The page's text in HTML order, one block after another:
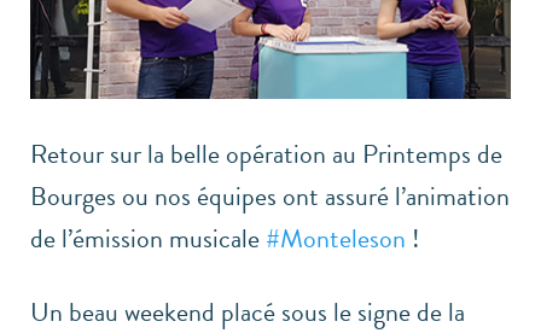
Retour sur la belle opération au Printemps de
Bourges ou nos équipes ont assuré l’animation
de l’émission musicale#Monteleson !
Un beau weekend placé sous le signe de la